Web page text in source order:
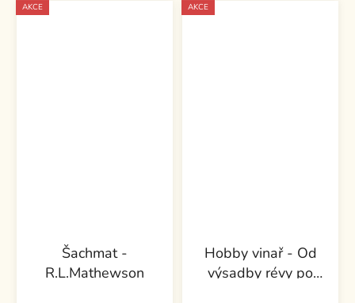
AKCE
Šachmat -
R.L.Mathewson
AKCE
Hobby vinař - Od
výsadby révy po